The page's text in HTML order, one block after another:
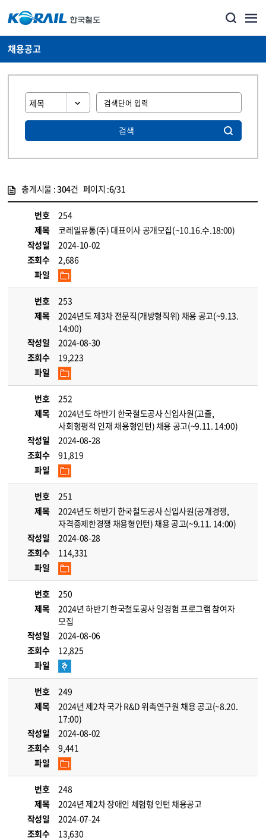
채용공고
검색
총게시물 :304건 페이지 :6/31
번호
254
제목
코레일유통(주) 대표이사 공개모집(~10.16.수.18:00)
작성일
2024-10-02
조회수
2,686
파일
번호
253
제목
2024년도 제3차 전문직(개방형직위) 채용 공고(~9.13.
14:00)
작성일
2024-08-30
조회수
19,223
파일
번호
252
제목
2024년도 하반기 한국철도공사 신입사원(고졸,
사회형평적 인재 채용형인턴) 채용 공고(~9.11. 14:00)
작성일
2024-08-28
조회수
91,819
파일
번호
251
제목
2024년도 하반기 한국철도공사 신입사원(공개경쟁,
자격증제한경쟁 채용형인턴) 채용 공고(~9.11. 14:00)
작성일
2024-08-28
조회수
114,331
파일
번호
250
제목
2024년 하반기 한국철도공사 일경험 프로그램 참여자
모집
작성일
2024-08-06
조회수
12,825
파일
번호
249
제목
2024년 제2차 국가 R&D 위촉연구원 채용 공고(~8.20.
17:00)
작성일
2024-08-02
조회수
9,441
파일
번호
248
제목
2024년 제2차 장애인 체험형 인턴 채용공고
작성일
2024-07-24
조회수
13,630